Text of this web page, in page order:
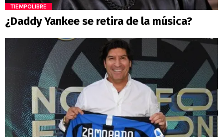
TIEMPOLIBRE
¿Daddy Yankee se retira de la música?